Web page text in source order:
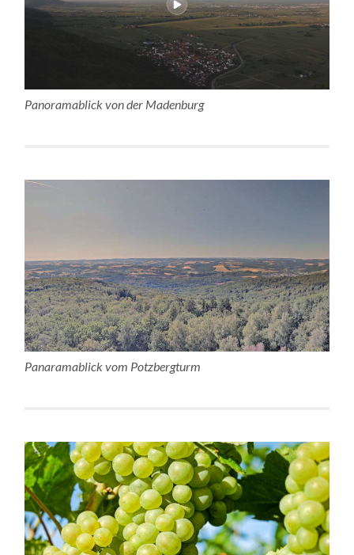
Panoramablick von der Madenburg
Panaramablick vom Potzbergturm